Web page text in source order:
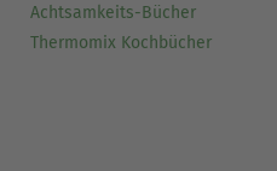
Achtsamkeits-Bücher
Thermomix Kochbücher